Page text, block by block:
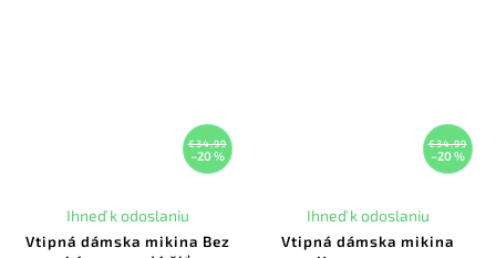
€34,99
–20 %
Vtipná dámska mikina Bez
Ihneď k odoslaniu
€34,99
–20 %
Vtipná dámska mikina
Ihneď k odoslaniu